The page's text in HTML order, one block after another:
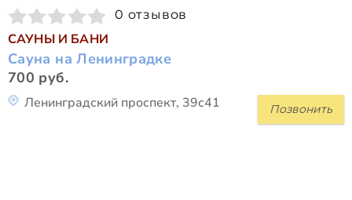
0 отзывов
САУНЫ И БАНИ
Сауна на Ленинградке
700 руб.
Позвонить
Ленинградский проспект, 39с41